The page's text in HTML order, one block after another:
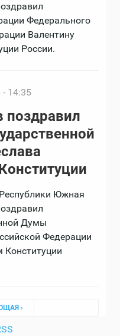
Федерального
Валентину
России.
14:35
поздравил
Южная
Думы
Федерации
Конституции
›